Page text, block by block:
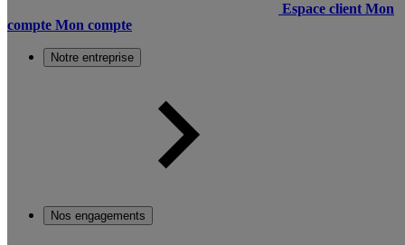
Espace client Mon
compte Mon compte
Notre entreprise
Nos engagements